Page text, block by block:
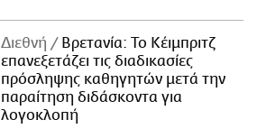
Διεθνή
Βρετανία: Το Κέιμπριτζ
επανεξετάζει τις διαδικασίες
πρόσληψης καθηγητών μετά την
παραίτηση διδάσκοντα για
λογοκλοπή